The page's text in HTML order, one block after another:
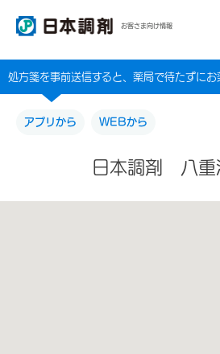
お客さま向け情報
処方箋を事前送信すると、薬局で待たずにお
アプリから WEBから
日本調剤 八重